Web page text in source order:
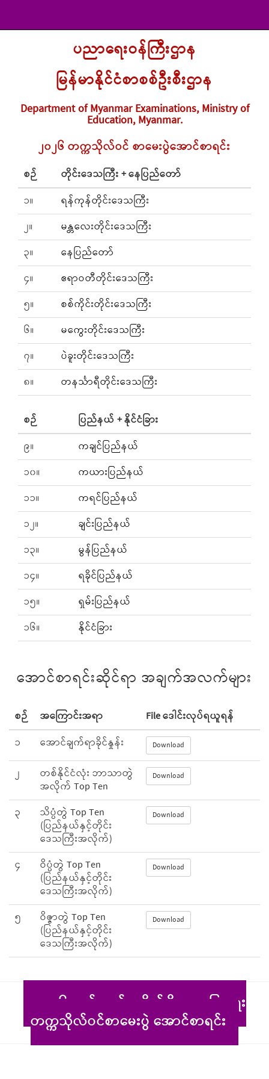
ပညာရေးဝန်ကြီးဌာန
မြန်မာနိုင်ငံစာစစ်ဦးစီးဌာန
Department of Myanmar Examinations, Ministry of
Education, Myanmar.
၂၀၂၆ တက္ကသိုလ်ဝင် စာမေးပွဲအောင်စာရင်း
စဉ်
တိုင်းဒေသကြီး + နေပြည်တော်
၁။
ရန်ကုန်တိုင်းဒေသကြီး
၂။
မန္တလေးတိုင်းဒေသကြီး
၃။
နေပြည်တော်
၄။
ဧရာဝတီတိုင်းဒေသကြီး
၅။
စစ်ကိုင်းတိုင်းဒေသကြီး
၆။
မကွေးတိုင်းဒေသကြီး
၇။
ပဲခူးတိုင်းဒေသကြီး
၈။
တနင်္သာရီတိုင်းဒေသကြီး
စဉ်
ပြည်နယ် + နိုင်ငံခြား
၉။
ကချင်ပြည်နယ်
၁၀။
ကယားပြည်နယ်
၁၁။
ကရင်ပြည်နယ်
၁၂။
ချင်းပြည်နယ်
၁၃။
မွန်ပြည်နယ်
၁၄။
ရခိုင်ပြည်နယ်
၁၅။
ရှမ်းပြည်နယ်
၁၆။
နိုင်ငံခြား
အောင်စာရင်းဆိုင်ရာ အချက်အလက်များ
စဉ် အကြောင်းအရာ
File ဒေါင်းလုပ်ရယူရန်
၁
အောင်ချက်ရာခိုင်နှုန်း Download
၂ တစ်နိုင်ငံလုံး ဘာသာတွဲ
အလိုက် Top Ten
Download
၃ သိပ္ပံတွဲ Top Ten
(ပြည်နယ်နှင့်တိုင်း
ဒေသကြီးအလိုက်)
Download
၄ ဝိပ္ပံတွဲ Top Ten
(ပြည်နယ်နှင့်တိုင်း
ဒေသကြီးအလိုက်)
Download
၅ ဝိဇ္ဇာတွဲ Top Ten
(ပြည်နယ်နှင့်တိုင်း
ဒေသကြီးအလိုက်)
Download
၂၀၂၆ ခုနှစ်၊ စက်မှု၊ စိုက်ပျိုး၊ မွေးမြူရေး
တက္ကသိုလ်ဝင်စာမေးပွဲ အောင်စာရင်း